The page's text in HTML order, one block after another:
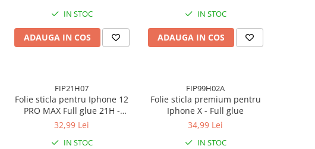
Anti-Zgarieturi si Socuri
IN STOC
ADAUGA IN COS
Anti-Zgarieturi si Socuri
IN STOC
ADAUGA IN COS
FIP21H07
Folie sticla pentru Iphone 12
PRO MAX Full glue 21H -
margini negre
32,99 Lei
IN STOC
FIP99H02A
Folie sticla premium pentru
Iphone X - Full glue
34,99 Lei
IN STOC